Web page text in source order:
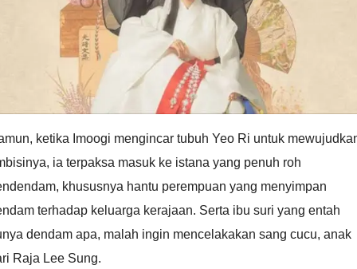
ketika Imoogi mengincar tubuh Yeo Ri untuk
ia terpaksa masuk ke istana yang penuh roh
khususnya hantu perempuan yang menyimpan
terhadap keluarga kerajaan. Serta ibu suri yang entah
dendam apa, malah ingin mencelakakan sang cucu, anak
Raja Lee Sung.